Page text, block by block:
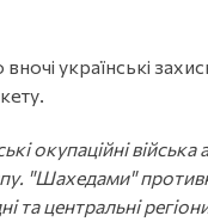
українські
окупаційні
"Шахедами"
та центральні